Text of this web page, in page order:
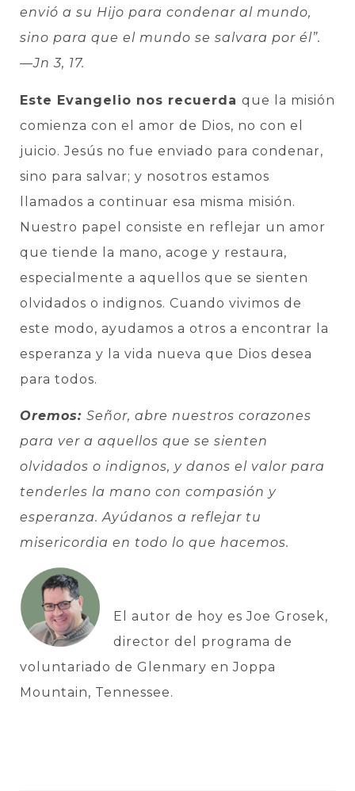
envió a su Hijo para condenar al mundo,
sino para que el mundo se salvara por él”.
—Jn 3, 17.
Este Evangelio nos recuerda que la misión
comienza con el amor de Dios, no con el
juicio. Jesús no fue enviado para condenar,
sino para salvar; y nosotros estamos
llamados a continuar esa misma misión.
Nuestro papel consiste en reflejar un amor
que tiende la mano, acoge y restaura,
especialmente a aquellos que se sienten
olvidados o indignos. Cuando vivimos de
este modo, ayudamos a otros a encontrar la
esperanza y la vida nueva que Dios desea
para todos.
Oremos: Señor, abre nuestros corazones
para ver a aquellos que se sienten
olvidados o indignos, y danos el valor para
tenderles la mano con compasión y
esperanza. Ayúdanos a reflejar tu
misericordia en todo lo que hacemos.
El autor de hoy es Joe Grosek,
director del programa de
voluntariado de Glenmary en Joppa
Mountain, Tennessee.